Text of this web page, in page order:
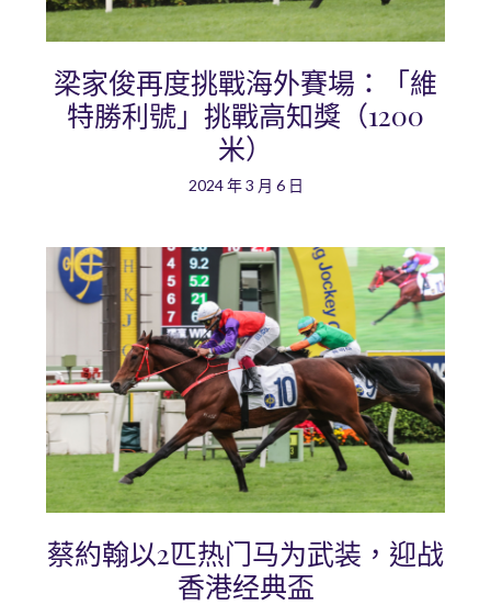
梁家俊再度挑戰海外賽場：「維
特勝利號」挑戰高知獎（1200
米）
2024 年 3 月 6 日
蔡約翰以2匹热门马为武装，迎战
香港经典盃